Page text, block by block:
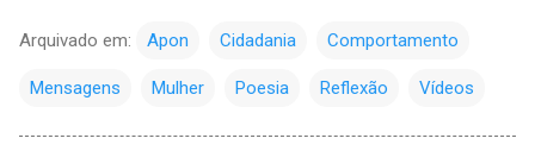
Arquivado em: Apon Cidadania Comportamento
Mensagens Mulher Poesia Reflexão Vídeos